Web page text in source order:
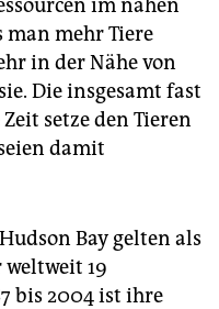
im nahen
man mehr Tiere
in der Nähe von
Die insgesamt fast
setze den Tieren
damit
Bay gelten als
19
bis 2004 ist ihre